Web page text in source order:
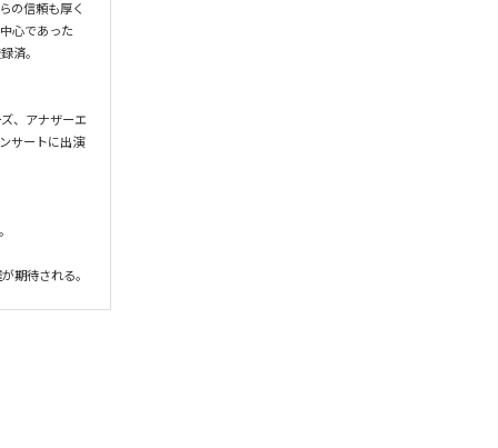
の信頼も厚く
心であった
済。
、アナザーエ
サートに出演